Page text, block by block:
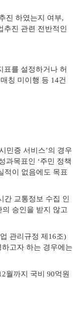
진 하였는지 여부,
진 관련 전반적인
표를 설정하거나 허
칭 미이행 등 14건
민증 서비스’의 경우
과목표인 ‘주민 정책
적이 없음에도 목표
간 교통정보 수집 인
승인을 받지 않고
관리규정 제16조)
고자 하는 경우에는
월까지 국비 90억원